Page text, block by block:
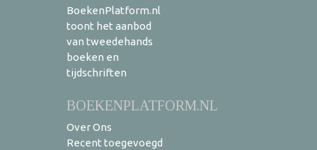
BoekenPlatform.nl
toont het aanbod
van tweedehands
boeken en
tijdschriften
BOEKENPLATFORM.NL
Over Ons
Recent toegevoegd